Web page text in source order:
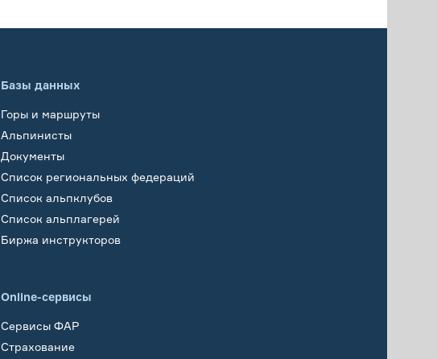
Базы данных
Горы и маршруты
Альпинисты
Документы
Список региональных федераций
Список альпклубов
Список альплагерей
Биржа инструкторов
Online-сервисы
Сервисы ФАР
Страхование